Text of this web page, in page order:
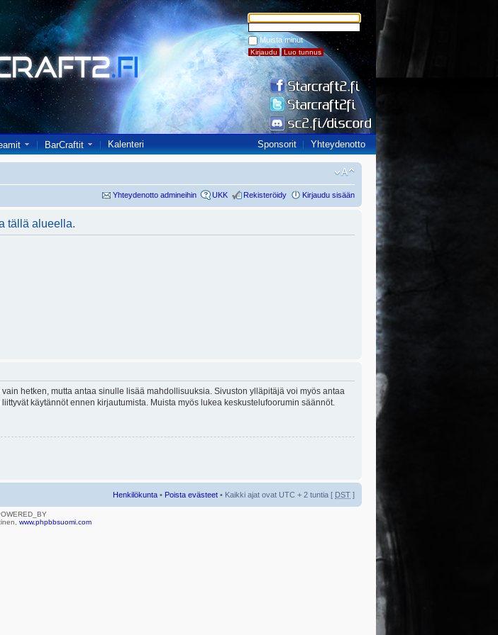
Muista minut
BarCraftit Kalenteri Sponsorit Yhteydenotto
Yhteydenotto admineihin UKK Rekisteröidy Kirjaudu sisään
tällä alueella.
hetken, mutta antaa sinulle lisää mahdollisuuksia. Sivuston ylläpitäjä voi myös antaa
käytännöt ennen kirjautumista. Muista myös lukea keskustelufoorumin säännöt.
Henkilökunta • Poista evästeet • Kaikki ajat ovat UTC + 2 tuntia [ DST ]
www.phpbbsuomi.com